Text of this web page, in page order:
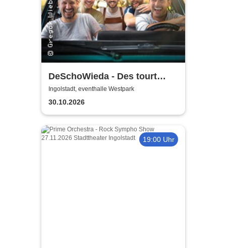
DeSchoWieda - Des tourt
guad
Ingolstadt, eventhalle Westpark
30.10.2026
19:00 Uhr